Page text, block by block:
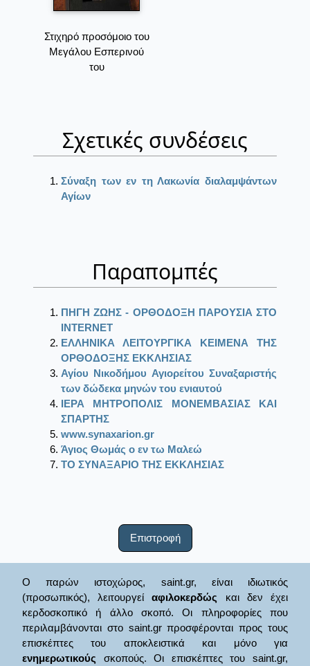
Στιχηρό προσόμοιο του
Μεγάλου Εσπερινού
του
Σχετικές συνδέσεις
Σύναξη των εν τη Λακωνία διαλαμψάντων
Αγίων
Παραπομπές
ΠΗΓΗ ΖΩΗΣ - ΟΡΘΟΔΟΞΗ ΠΑΡΟΥΣΙΑ ΣΤΟ
ΙΝΤΕRΝΕΤ
ΕΛΛΗΝΙΚΑ ΛΕΙΤΟΥΡΓΙΚΑ ΚΕΙΜΕΝΑ ΤΗΣ
ΟΡΘΟΔΟΞΗΣ ΕΚΚΛΗΣΙΑΣ
Αγίου Νικοδήμου Αγιορείτου Συναξαριστής
των δώδεκα μηνών του ενιαυτού
ΙΕΡΑ ΜΗΤΡΟΠΟΛΙΣ ΜΟΝΕΜΒΑΣΙΑΣ ΚΑΙ
ΣΠΑΡΤΗΣ
www.synaxarion.gr
Άγιος Θωμάς ο εν τω Μαλεώ
ΤΟ ΣΥΝΑΞΑΡΙΟ ΤΗΣ ΕΚΚΛΗΣΙΑΣ
Επιστροφή
Ο παρών ιστοχώρος, saint.gr, είναι ιδιωτικός
(προσωπικός), λειτουργείαφιλοκερδώς και δεν έχει
κερδοσκοπικό ή άλλο σκοπό. Οι πληροφορίες που
περιλαμβάνονται στο saint.gr προσφέρονται προς τους
επισκέπτες του αποκλειστικά και μόνο για
ενημερωτικούς σκοπούς. Οι επισκέπτες του saint.gr,